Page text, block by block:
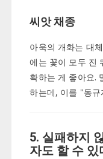
씨앗 채종
아욱의 개화는 대
에는 꽃이 모두 진
확하는 게 좋아요.
하는데, 이를 "동
5. 실패하지
자도 할 수 있